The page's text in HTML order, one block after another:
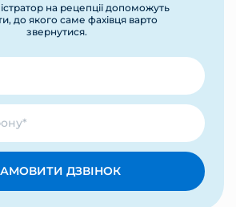
на рецепції допоможуть
до якого саме фахівця варто
звернутися.
ДЗВІНОК